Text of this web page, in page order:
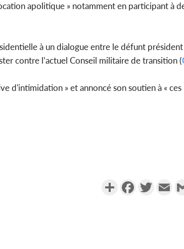
apolitique » notamment en participant à
à un dialogue entre le défunt
contre l’actuel Conseil militaire de transition (
d'intimidation » et annoncé son soutien à «
PartagerFacebookTwitter